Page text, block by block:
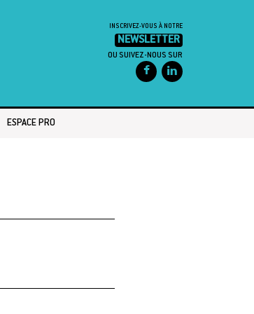
INSCRIVEZ-VOUS À NOTRE
NEWSLETTER
OU SUIVEZ-NOUS SUR
ESPACE PRO